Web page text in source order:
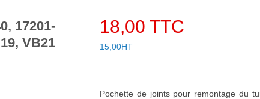
17201-
VB21
18,00 TTC
15,00HT
Pochette de joints pour remontage du